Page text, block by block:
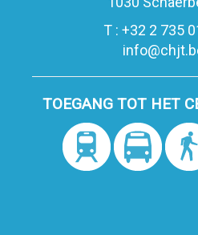
T : +32 2 735
TOEGANG TOT HET